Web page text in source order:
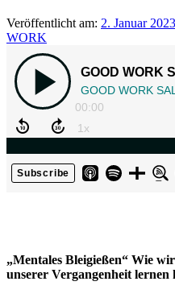
Veröffentlicht am: 2. Januar 2023
WORK
„Mentales Bleigießen“ Wie
unserer Vergangenheit lernen